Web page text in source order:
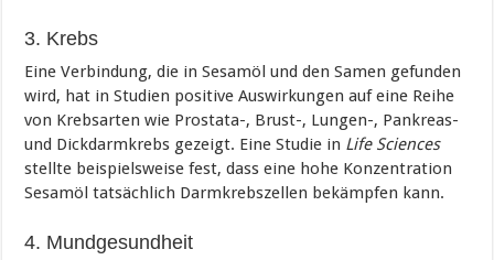
3. Krebs
Eine Verbindung, die in Sesamöl und den Samen gefunden
wird, hat in Studien positive Auswirkungen auf eine Reihe
von Krebsarten wie Prostata-, Brust-, Lungen-, Pankreas-
und Dickdarmkrebs gezeigt. Eine Studie in Life Sciences
stellte beispielsweise fest, dass eine hohe Konzentration
Sesamöl tatsächlich Darmkrebszellen bekämpfen kann.
4. Mundgesundheit